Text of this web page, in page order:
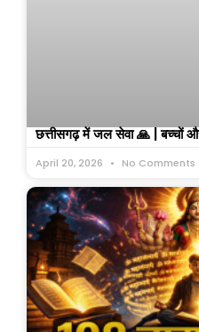
छत्तीसगढ़ में जल सेवा 🙏 | बच्चों और
April 20, 2026 No Comments